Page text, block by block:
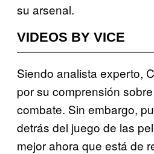
su arsenal.
VIDEOS BY VICE
Siendo analista experto,
por su comprensión
combate. Sin embargo,
detrás del juego de las
mejor ahora que está de